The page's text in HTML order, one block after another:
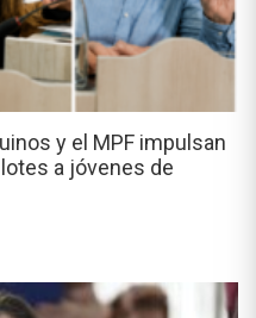
y el MPF impulsan
a jóvenes de